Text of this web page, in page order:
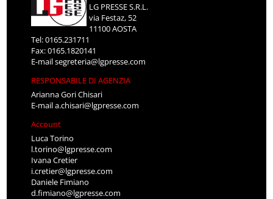
LG PRESSE S.R.L.
via Festaz, 52
11100 AOSTA
Tel: 0165.231711
Fax: 0165.1820141
E-mailsegreteria@lgpresse.com
RESPONSABILE DI AGENZIA
Arianna Gori Chisari
E-maila.chisari@lgpresse.com
Account
Luca Torino
l.torino@lgpresse.com
Ivana Cretier
i.cretier@lgpresse.com
Daniele Fimiano
d.fimiano@lgpresse.com